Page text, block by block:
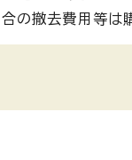
の撤去費用等は